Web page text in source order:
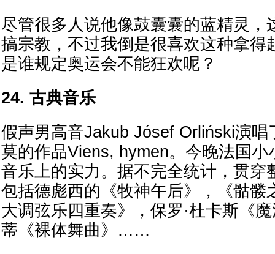
尽管很多人说他像鼓囊囊的蓝精灵，
搞宗教，不过我倒是很喜欢这种拿得
是谁规定奥运会不能狂欢呢？
24. 古典音乐
假声男高音Jakub Jósef Orliński演唱
莫的作品Viens, hymen。今晚法国小
音乐上的实力。据不完全统计，贯穿
包括德彪西的《牧神午后》，《骷髅
大调弦乐四重奏》，保罗·杜卡斯《
蒂《裸体舞曲》……